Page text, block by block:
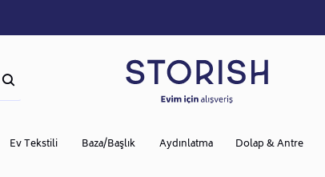
Ev Tekstili Baza/Başlık Aydınlatma Dolap & Antre